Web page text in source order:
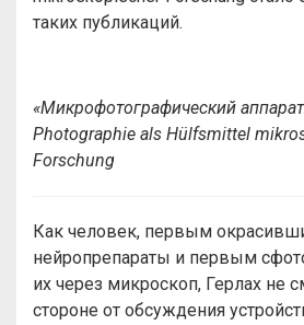
таких публикаций.
«Микрофотографический
Photographie als Hülfsmittel
Forschung
Как человек, первым
нейропрепараты и первым
их через микроскоп, Герлах не
стороне от обсуждения